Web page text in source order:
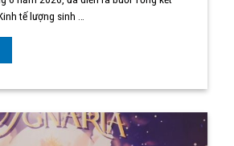
tế lượng sinh …